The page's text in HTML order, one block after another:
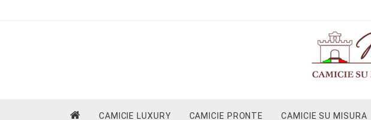
CAMICIE LUXURY CAMICIE PRONTE CAMICIE SU MISURA